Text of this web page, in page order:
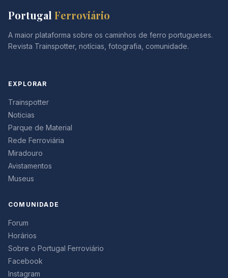
Portugal Ferroviário
A maior plataforma sobre os caminhos de ferro portugueses.
Revista Trainspotter, notícias, fotografia, comunidade.
EXPLORAR
Trainspotter
Noticias
Parque de Material
Rede Ferroviária
Miradouro
Avistamentos
Museus
COMUNIDADE
Forum
Horários
Sobre o Portugal Ferroviário
Facebook
Instagram